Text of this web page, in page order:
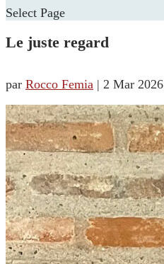
Select Page
Le juste regard
par Rocco Femia | 2 Mar 2026